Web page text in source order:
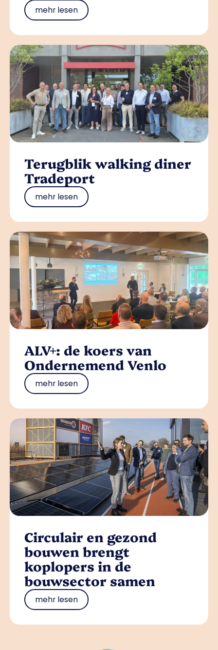
mehr lesen
Terugblik walking diner
Tradeport
mehr lesen
ALV+: de koers van
Ondernemend Venlo
mehr lesen
Circulair en gezond
bouwen brengt
koplopers in de
bouwsector samen
mehr lesen